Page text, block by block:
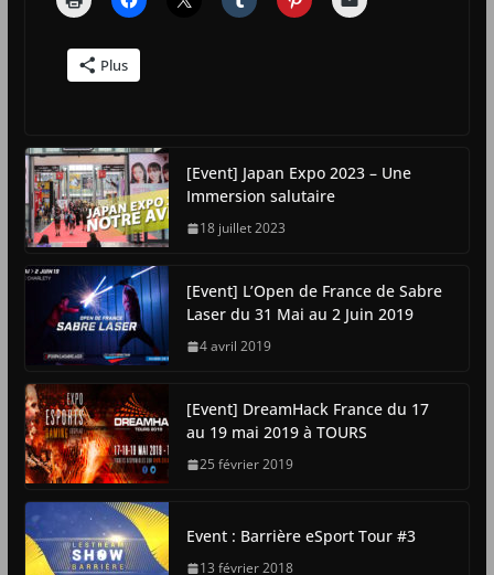
Plus
[Event] Japan Expo 2023 – Une
Immersion salutaire
18 juillet 2023
[Event] L’Open de France de Sabre
Laser du 31 Mai au 2 Juin 2019
4 avril 2019
[Event] DreamHack France du 17
au 19 mai 2019 à TOURS
25 février 2019
Event : Barrière eSport Tour #3
13 février 2018